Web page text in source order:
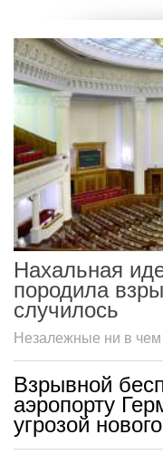
Нахальная
породила
случилось
Незалежные ни в
Взрывной
аэропорту
угрозой